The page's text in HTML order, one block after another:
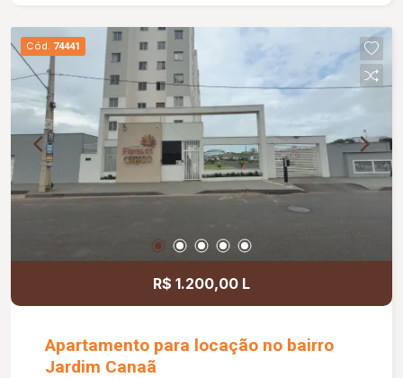
Cód. 74441
R$ 1.200,00 L
Apartamento para locação no bairro
Jardim Canaã